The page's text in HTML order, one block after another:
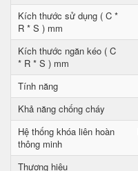
Kích thước sử dụng ( C *
R * S ) mm
Kích thước ngăn kéo ( C
* R * S ) mm
Tính năng
Khả năng chống cháy
Hệ thống khóa liên hoàn
thông minh
Thương hiệu